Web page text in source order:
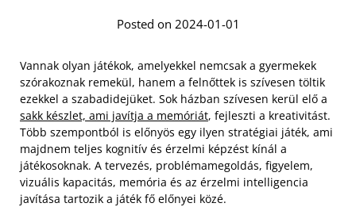
Posted on 2024-01-01
Vannak olyan játékok, amelyekkel nemcsak a gyermekek
szórakoznak remekül, hanem a felnőttek is szívesen töltik
ezekkel a szabadidejüket. Sok házban szívesen kerül elő a
sakk készlet, ami javítja a memóriát, fejleszti a kreativitást.
Több szempontból is előnyös egy ilyen stratégiai játék, ami
majdnem teljes kognitív és érzelmi képzést kínál a
játékosoknak. A tervezés, problémamegoldás, figyelem,
vizuális kapacitás, memória és az érzelmi intelligencia
javítása tartozik a játék fő előnyei közé.